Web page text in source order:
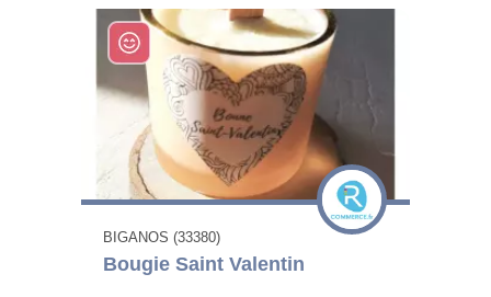
BIGANOS (33380)
Bougie Saint Valentin